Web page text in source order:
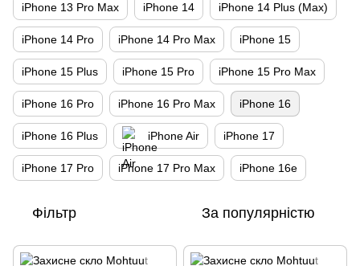
iPhone 13 Pro Max iPhone 14 iPhone 14 Plus (Max)
iPhone 14 Pro iPhone 14 Pro Max iPhone 15
iPhone 15 Plus iPhone 15 Pro iPhone 15 Pro Max
iPhone 16 Pro iPhone 16 Pro Max iPhone 16
iPhone 16 Plus iPhone Air iPhone 17
iPhone 17 Pro iPhone 17 Pro Max iPhone 16e
Фільтр За популярністю